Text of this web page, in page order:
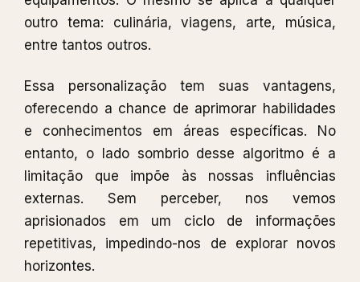
outro tema: culinária, viagens, arte, música,
entre tantos outros.
Essa personalização tem suas vantagens,
oferecendo a chance de aprimorar habilidades
e conhecimentos em áreas específicas. No
entanto, o lado sombrio desse algoritmo é a
limitação que impõe às nossas influências
externas. Sem perceber, nos vemos
aprisionados em um ciclo de informações
repetitivas, impedindo-nos de explorar novos
horizontes.